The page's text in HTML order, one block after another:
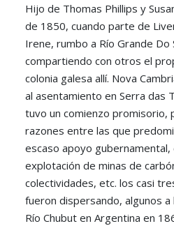
Hijo de Thomas Phillips y
de 1850, cuando parte de
Irene, rumbo a Río Grande Do
compartiendo con otros el
colonia galesa allí. Nova
al asentamiento en Serra das
tuvo un comienzo promisorio,
razones entre las que
escaso apoyo gubernamental,
explotación de minas de
colectividades, etc. los casi
fueron dispersando, algunos a
Río Chubut en Argentina en